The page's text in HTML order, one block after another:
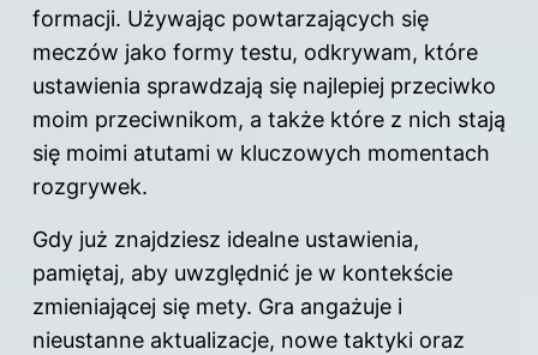
formacji. Używając powtarzających się
meczów jako formy testu, odkrywam, które
ustawienia sprawdzają się najlepiej przeciwko
moim przeciwnikom, a także które z nich stają
się moimi atutami w kluczowych momentach
rozgrywek.
Gdy już znajdziesz idealne ustawienia,
pamiętaj, aby uwzględnić je w kontekście
zmieniającej się mety. Gra angażuje i
nieustanne aktualizacje, nowe taktyki oraz